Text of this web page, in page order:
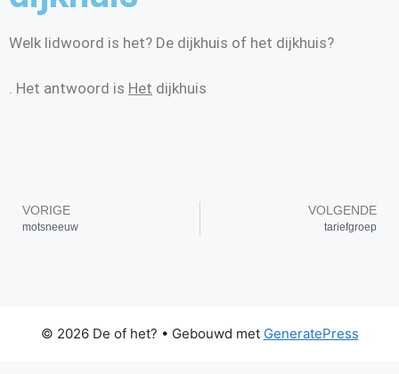
Welk lidwoord is het? De dijkhuis of het dijkhuis?
. Het antwoord is Het dijkhuis
VORIGE
motsneeuw
VOLGENDE
tariefgroep
© 2026 De of het? • Gebouwd met GeneratePress